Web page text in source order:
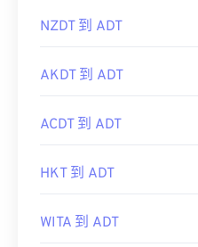
NZDT 到 ADT
AKDT 到 ADT
ACDT 到 ADT
HKT 到 ADT
WITA 到 ADT